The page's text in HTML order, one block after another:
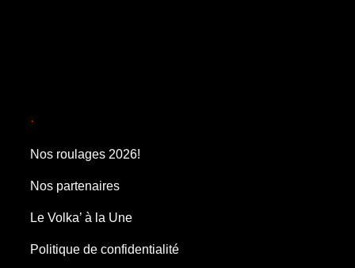
.
Nos roulages 2026!
Nos partenaires
Le Volka’ à la Une
Politique de confidentialité